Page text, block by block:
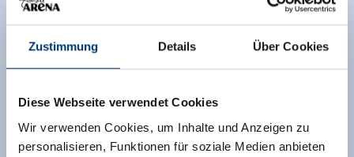
Zustimmung Details Über Cookies
Diese Webseite verwendet Cookies
Wir verwenden Cookies, um Inhalte und Anzeigen zu
personalisieren, Funktionen für soziale Medien anbieten
Ausstattung
Verfügbarkeitskalender